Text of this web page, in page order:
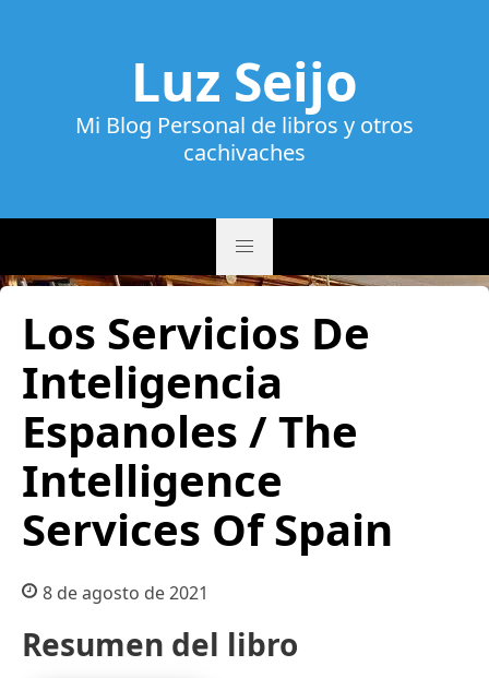
Luz Seijo
Mi Blog Personal de libros y otros
cachivaches
Los Servicios De
Inteligencia
Espanoles / The
Intelligence
Services Of Spain
8 de agosto de 2021
Resumen del libro